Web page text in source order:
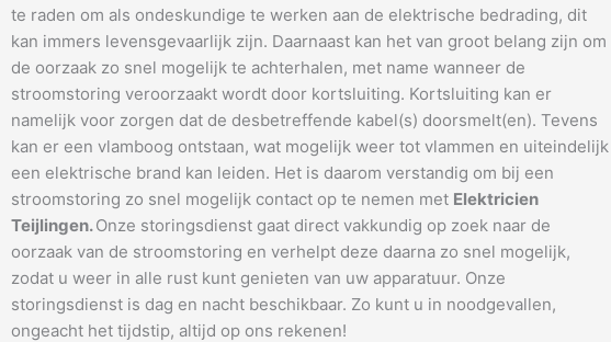
te raden om als ondeskundige te werken aan de elektrische bedrading, dit
kan immers levensgevaarlijk zijn. Daarnaast kan het van groot belang zijn om
de oorzaak zo snel mogelijk te achterhalen, met name wanneer de
stroomstoring veroorzaakt wordt door kortsluiting. Kortsluiting kan er
namelijk voor zorgen dat de desbetreffende kabel(s) doorsmelt(en). Tevens
kan er een vlamboog ontstaan, wat mogelijk weer tot vlammen en uiteindelijk
een elektrische brand kan leiden. Het is daarom verstandig om bij een
stroomstoring zo snel mogelijk contact op te nemen met Elektricien
Teijlingen.Onze storingsdienst gaat direct vakkundig op zoek naar de
oorzaak van de stroomstoring en verhelpt deze daarna zo snel mogelijk,
zodat u weer in alle rust kunt genieten van uw apparatuur. Onze
storingsdienst is dag en nacht beschikbaar. Zo kunt u in noodgevallen,
ongeacht het tijdstip, altijd op ons rekenen!